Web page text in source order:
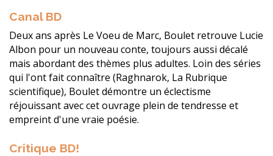
Canal BD
Deux ans après Le Voeu de Marc, Boulet retrouve Lucie
Albon pour un nouveau conte, toujours aussi décalé
mais abordant des thèmes plus adultes. Loin des séries
qui l'ont fait connaître (Raghnarok, La Rubrique
scientifique), Boulet démontre un éclectisme
réjouissant avec cet ouvrage plein de tendresse et
empreint d'une vraie poésie.
Critique BD!